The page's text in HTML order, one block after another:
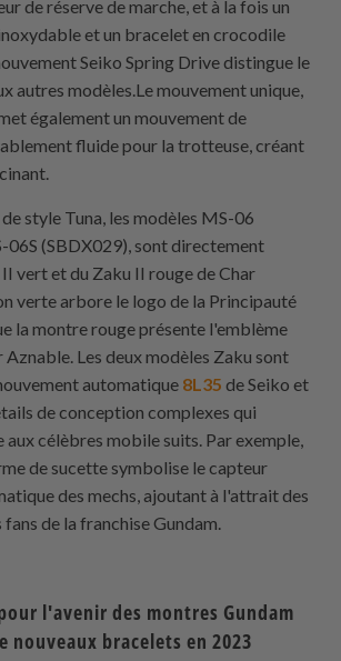
de réserve de marche, et à la fois un
et un bracelet en crocodile
Seiko Spring Drive distingue le
autres modèles.Le mouvement unique,
également un mouvement de
fluide pour la trotteuse, créant
style Tuna, les modèles MS-06
06S (SBDX029), sont directement
vert et du Zaku II rouge de Char
verte arbore le logo de la Principauté
la montre rouge présente l'emblème
Aznable. Les deux modèles Zaku sont
automatique 8L35 de Seiko et
de conception complexes qui
célèbres mobile suits. Par exemple,
de sucette symbolise le capteur
des mechs, ajoutant à l'attrait des
de la franchise Gundam.
l'avenir des montres Gundam
nouveaux bracelets en 2023